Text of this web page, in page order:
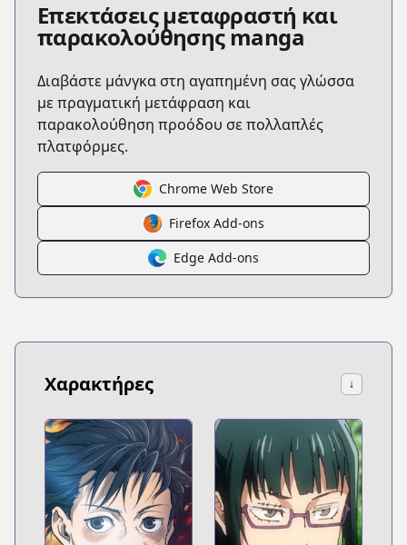
Επεκτάσεις μεταφραστή και
παρακολούθησης manga
Διαβάστε μάνγκα στη αγαπημένη σας γλώσσα
με πραγματική μετάφραση και
παρακολούθηση προόδου σε πολλαπλές
πλατφόρμες.
Chrome Web Store
Firefox Add-ons
Edge Add-ons
Χαρακτήρες ↓